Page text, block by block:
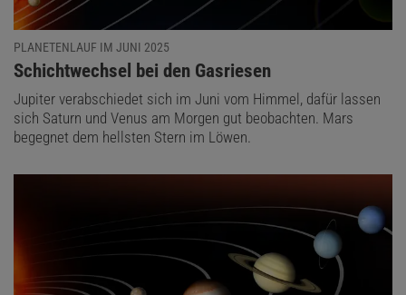
PLANETENLAUF IM JUNI 2025
:
Schichtwechsel bei den Gasriesen
Jupiter verabschiedet sich im Juni vom Himmel, dafür lassen
sich Saturn und Venus am Morgen gut beobachten. Mars
begegnet dem hellsten Stern im Löwen.